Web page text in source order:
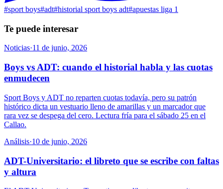
#sport boys#adt#historial sport boys adt#apuestas liga 1
Te puede interesar
Noticias·11 de junio, 2026
Boys vs ADT: cuando el historial habla y las cuotas
enmudecen
Sport Boys y ADT no reparten cuotas todavía, pero su patrón
histórico dicta un vestuario lleno de amarillas y un marcador que
rara vez se despega del cero. Lectura fría para el sábado 25 en el
Callao.
Análisis·10 de junio, 2026
ADT-Universitario: el libreto que se escribe con faltas
y altura